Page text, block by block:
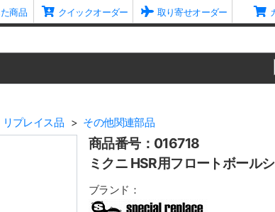
商品 クイックオーダー 取り寄せオーダー
リプレイス品 その他関連部品
商品番号：016718
ミクニ HSR用フロートボール
ブランド：